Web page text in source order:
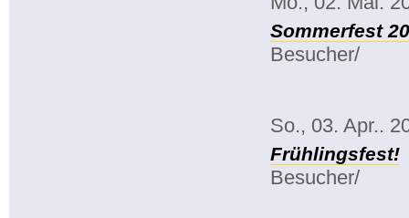
Sommerfest
Besucher/
So., 03. Apr..
Frühlingsfest!
Besucher/